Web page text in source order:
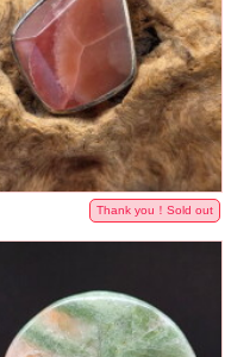
Thank you！Sold out